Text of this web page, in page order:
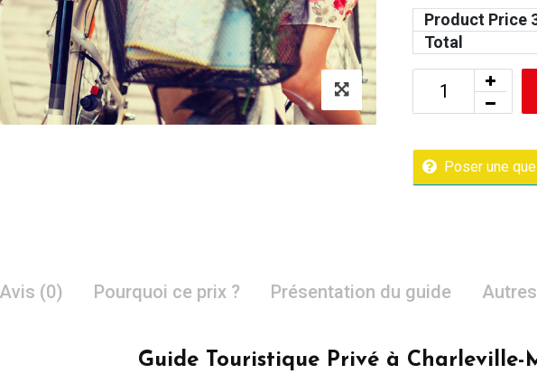
Product Price
Total
Poser une
Avis (0) Pourquoi ce prix ? Présentation du guide
Guide Touristique Privé à Charleville-